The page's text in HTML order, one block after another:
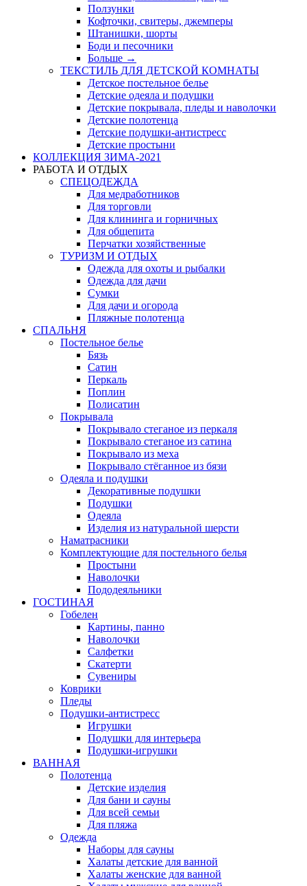
Ползунки
Кофточки, свитеры, джемперы
Штанишки, шорты
Боди и песочники
Больше →
ТЕКСТИЛЬ ДЛЯ ДЕТСКОЙ КОМНАТЫ
Детское постельное белье
Детские одеяла и подушки
Детские покрывала, пледы и наволочки
Детские полотенца
Детские подушки-антистресс
Детские простыни
КОЛЛЕКЦИЯ ЗИМА-2021
РАБОТА И ОТДЫХ
СПЕЦОДЕЖДА
Для медработников
Для торговли
Для клининга и горничных
Для общепита
Перчатки хозяйственные
ТУРИЗМ И ОТДЫХ
Одежда для охоты и рыбалки
Одежда для дачи
Сумки
Для дачи и огорода
Пляжные полотенца
СПАЛЬНЯ
Постельное белье
Бязь
Сатин
Перкаль
Поплин
Полисатин
Покрывала
Покрывало стеганое из перкаля
Покрывало стеганое из сатина
Покрывало из меха
Покрывало стёганное из бязи
Одеяла и подушки
Декоративные подушки
Подушки
Одеяла
Изделия из натуральной шерсти
Наматраcники
Комплектующие для постельного белья
Простыни
Наволочки
Пододеяльники
ГОСТИНАЯ
Гобелен
Картины, панно
Наволочки
Салфетки
Скатерти
Сувениры
Коврики
Пледы
Подушки-антистресс
Игрушки
Подушки для интерьера
Подушки-игрушки
ВАННАЯ
Полотенца
Детские изделия
Для бани и сауны
Для всей семьи
Для пляжа
Одежда
Наборы для сауны
Халаты детские для ванной
Халаты женские для ванной